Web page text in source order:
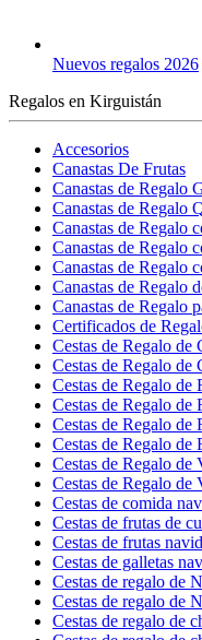
Nuevos regalos 2026
Regalos en Kirguistán
Accesorios
Canastas De Frutas
Canastas de Regalo
Canastas de Regalo
Canastas de Regalo
Canastas de Regalo
Canastas de Regalo
Canastas de Regalo
Canastas de Regalo
Certificados de
Cestas de Regalo de
Cestas de Regalo de
Cestas de Regalo de
Cestas de Regalo de
Cestas de Regalo de
Cestas de Regalo de
Cestas de Regalo
Cestas de Regalo de
Cestas de comida
Cestas de frutas de
Cestas de frutas
Cestas de galletas
Cestas de regalo de
Cestas de regalo de
Cestas de regalo de